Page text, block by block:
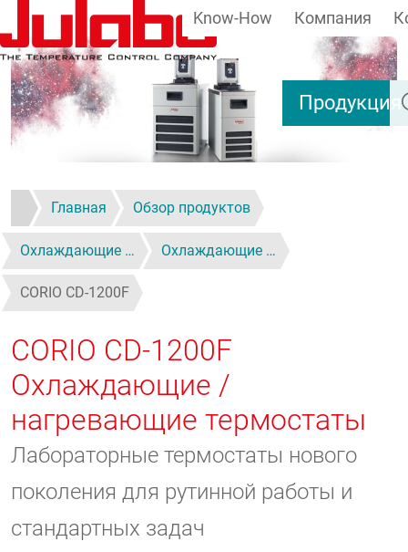
Перейти к основному содержанию
Продукция
Know-How Компания
Главная Обзор продуктов
Охлаждающие … Охлаждающие …
CORIO CD-1200F
CORIO CD-1200F
Охлаждающие /
нагревающие термостаты
Лабораторные термостаты нового
поколения для рутинной работы и
стандартных задач